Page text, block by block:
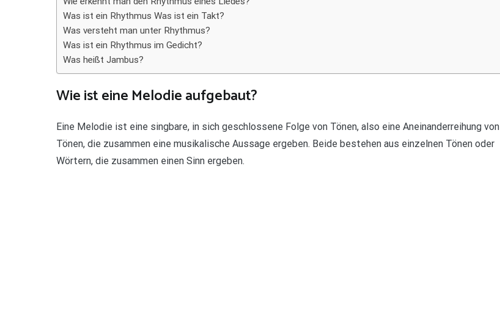
Was ist ein Rhythmus Was ist ein Takt?
Was versteht man unter Rhythmus?
Was ist ein Rhythmus im Gedicht?
Was heißt Jambus?
Wie ist eine Melodie aufgebaut?
Eine Melodie ist eine singbare, in sich geschlossene Folge von Tönen, also eine Aneinanderreihung von
Tönen, die zusammen eine musikalische Aussage ergeben. Beide bestehen aus einzelnen Tönen oder
Wörtern, die zusammen einen Sinn ergeben.